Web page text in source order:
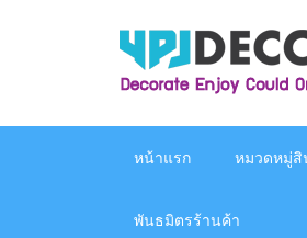
หน้าแรก หมวดหมู่สิ
พันธมิตรร้านค้า